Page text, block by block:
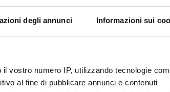
degli annunci Informazioni sui
vostro numero IP, utilizzando tecnologie
al fine di pubblicare annunci e contenuti